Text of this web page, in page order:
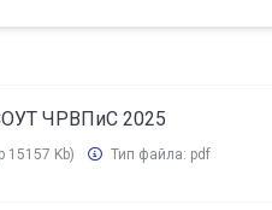
ЧРВПиС 2025
15157 Kb) Тип файла: pdf